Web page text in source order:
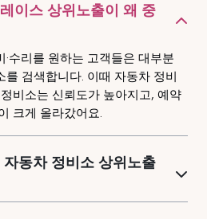
이스 상위노출이 왜 중
·수리를 원하는 고객들은 대부분
를 검색합니다. 이때 자동차 정비
비소는 신뢰도가 높아지고, 예약
크게 올라갔어요.
동차 정비소 상위노출